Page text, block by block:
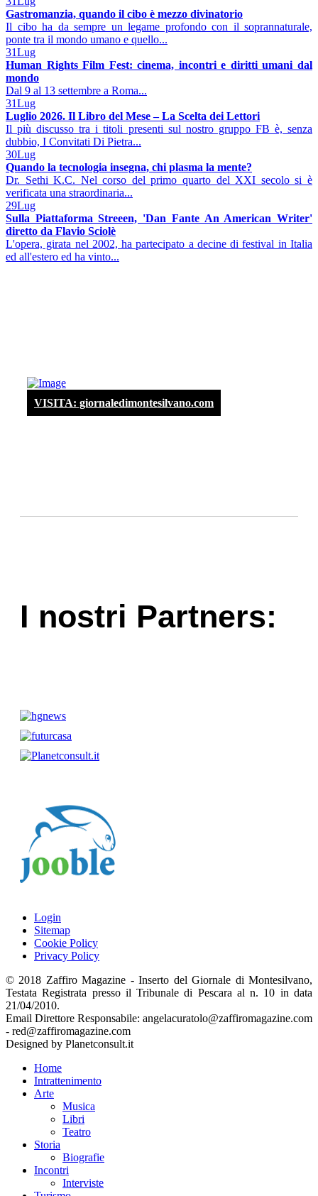
Gastromanzia, quando il cibo è mezzo divinatorio
Il cibo ha da sempre un legame profondo con il soprannaturale,
ponte tra il mondo umano e quello...
31Lug
Human Rights Film Fest: cinema, incontri e diritti umani dal
mondo
Dal 9 al 13 settembre a Roma...
31Lug
Luglio 2026. Il Libro del Mese – La Scelta dei Lettori
Il più discusso tra i titoli presenti sul nostro gruppo FB è, senza
dubbio, I Convitati Di Pietra...
30Lug
Quando la tecnologia insegna, chi plasma la mente?
Dr. Sethi K.C. Nel corso del primo quarto del XXI secolo si è
verificata una straordinaria...
29Lug
Sulla Piattaforma Streeen, 'Dan Fante An American Writer'
diretto da Flavio Sciolè
L'opera, girata nel 2002, ha partecipato a decine di festival in Italia
ed all'estero ed ha vinto...
VISITA: giornaledimontesilvano.com
I nostri Partners:
Login
Sitemap
Cookie Policy
Privacy Policy
© 2018 Zaffiro Magazine - Inserto del Giornale di Montesilvano,
Testata Registrata presso il Tribunale di Pescara al n. 10 in data
21/04/2010.
Email Direttore Responsabile: angelacuratolo@zaffiromagazine.com
- red@zaffiromagazine.com
Designed by Planetconsult.it
Home
Intrattenimento
Arte
Musica
Libri
Teatro
Storia
Biografie
Incontri
Interviste